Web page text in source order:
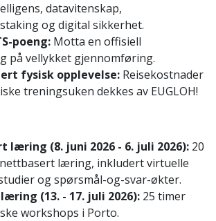
datavitenskap,
og digital sikkerhet.
poeng: Motta en offisiell
på vellykket gjennomføring.
fysisk opplevelse: Reisekostnader
treningsuken dekkes av EUGLOH!
læring (8. juni 2026 - 6. juli 2026): 20
læring, inkludert virtuelle
og spørsmål-og-svar-økter.
(13. - 17. juli 2026): 25 timer
workshops i Porto.